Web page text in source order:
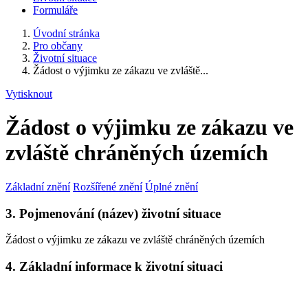
Formuláře
Úvodní stránka
Pro občany
Životní situace
Žádost o výjimku ze zákazu ve zvláště...
Vytisknout
Žádost o výjimku ze zákazu ve
zvláště chráněných územích
Základní znění Rozšířené znění Úplné znění
3. Pojmenování (název) životní situace
Žádost o výjimku ze zákazu ve zvláště chráněných územích
4. Základní informace k životní situaci